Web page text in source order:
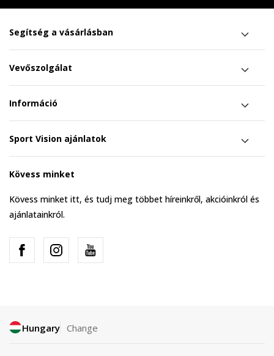
Segítség a vásárlásban
Vevőszolgálat
Információ
Sport Vision ajánlatok
Kövess minket
Kövess minket itt, és tudj meg többet híreinkről, akcióinkról és
ajánlatainkról.
Hungary Change